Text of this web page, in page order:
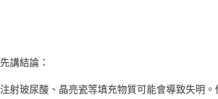
先講結論：
注射玻尿酸、晶亮瓷等填充物質可能會導致失明